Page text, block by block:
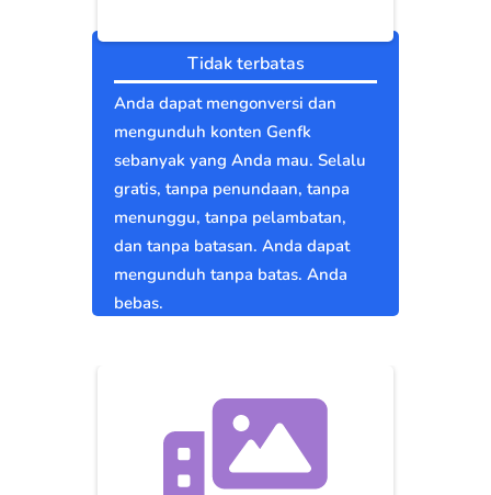
Tidak terbatas
Anda dapat mengonversi dan
mengunduh konten Genfk
sebanyak yang Anda mau. Selalu
gratis, tanpa penundaan, tanpa
menunggu, tanpa pelambatan,
dan tanpa batasan. Anda dapat
mengunduh tanpa batas. Anda
bebas.